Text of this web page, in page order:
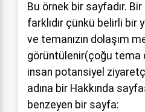
Bu örnek bir sayfadır. Bir
farklıdır çünkü belirli bir
ve temanızın dolaşım
görüntülenir(çoğu tema
insan potansiyel
adına bir Hakkında
benzeyen bir sayfa: